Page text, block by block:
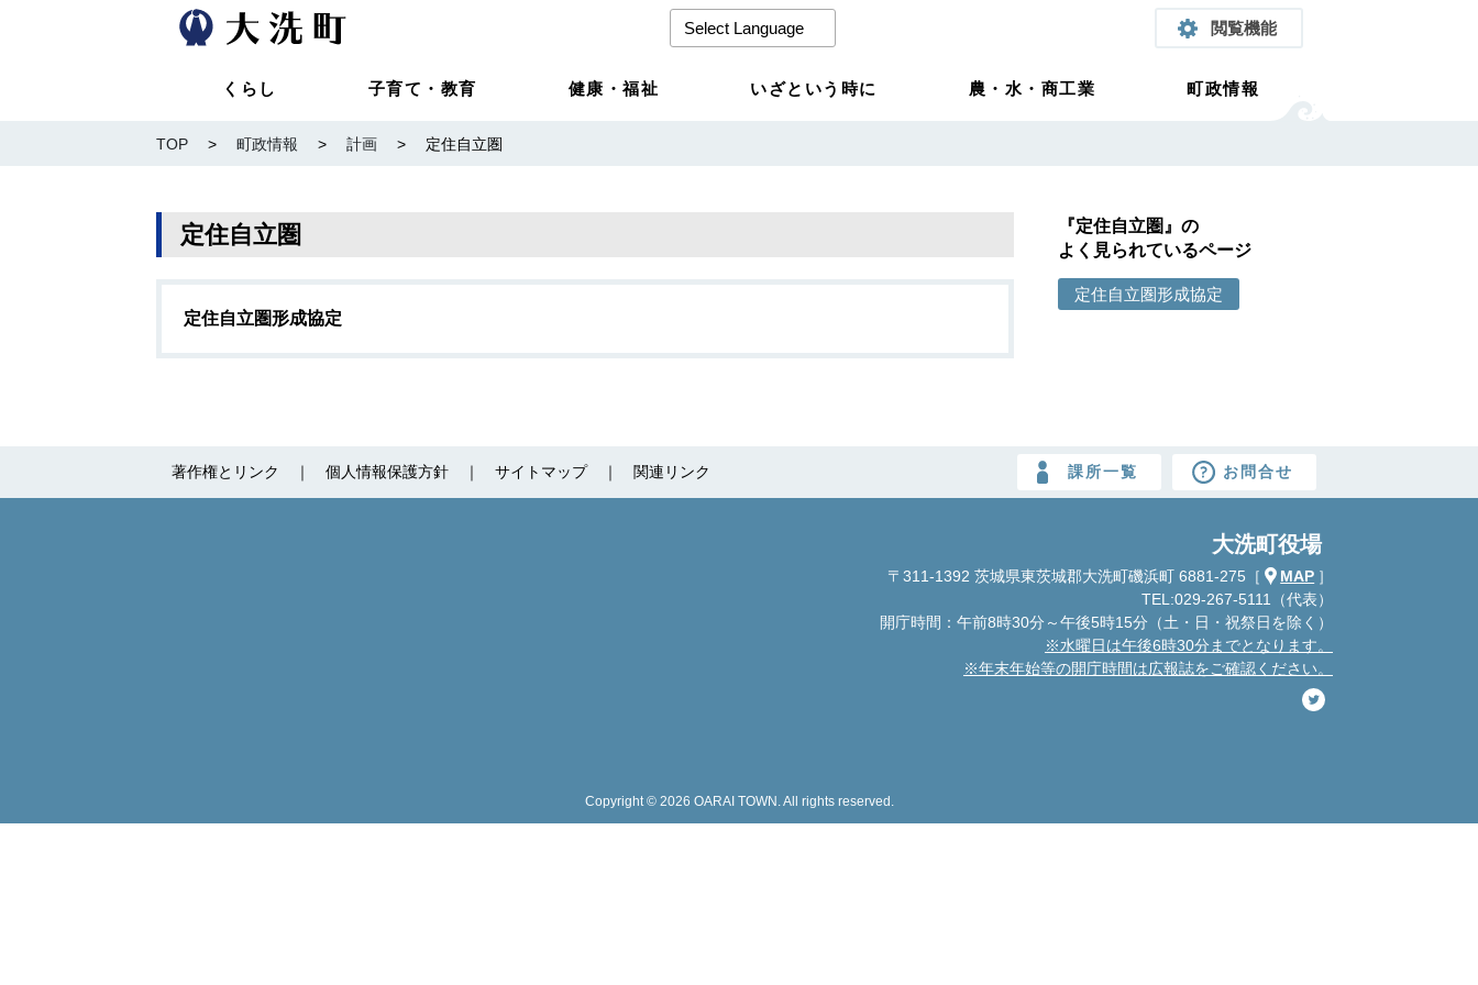
閲覧機能
くらし 子育て・教育 健康・福祉 いざという時に 農・水・商工業 町政情報
TOP > 町政情報 > 計画 > 定住自立圏
定住自立圏
定住自立圏形成協定
『定住自立圏』の
よく見られているページ
定住自立圏形成協定
著作権とリンク 個人情報保護方針 サイトマップ 関連リンク 課所一覧 お問合せ
大洗町役場
〒311-1392 茨城県東茨城郡大洗町磯浜町 6881-275 ［ MAP ］
TEL:029-267-5111（代表）
開庁時間：午前8時30分～午後5時15分 （土・日・祝祭日を除く）
※水曜日は午後6時30分までとなります。
※年末年始等の開庁時間は広報誌をご確認ください。
Copyright © 2026 OARAI TOWN. All rights reserved.